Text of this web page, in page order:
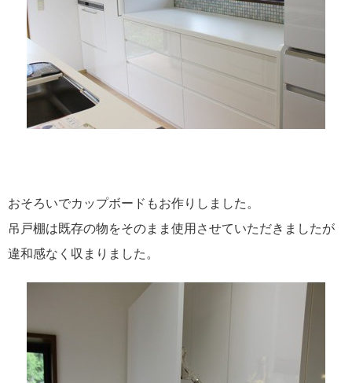
おそろいでカップボードもお作りしました。
吊戸棚は既存の物をそのまま使用させていただきましたが
違和感なく収まりました。